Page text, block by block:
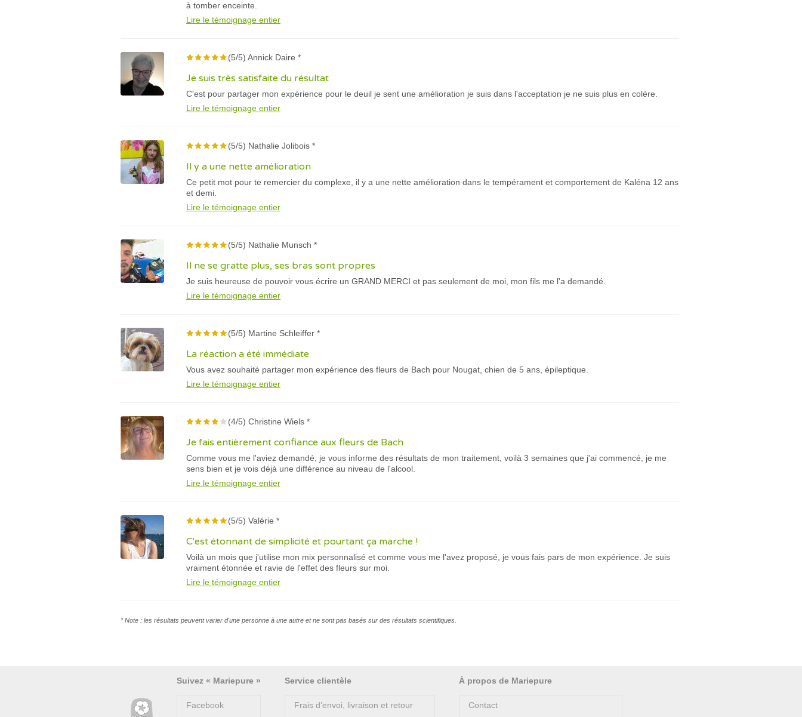
à tomber enceinte.
Lire le témoignage entier
(5/5) Annick Daire *
Je suis très satisfaite du résultat
C'est pour partager mon expérience pour le deuil je sent une amélioration je suis dans l'acceptation je ne suis plus en colère.
Lire le témoignage entier
(5/5) Nathalie Jolibois *
Il y a une nette amélioration
Ce petit mot pour te remercier du complexe, il y a une nette amélioration dans le tempérament et comportement de Kaléna 12 ans
et demi.
Lire le témoignage entier
(5/5) Nathalie Munsch *
Il ne se gratte plus, ses bras sont propres
Je suis heureuse de pouvoir vous écrire un GRAND MERCI et pas seulement de moi, mon fils me l'a demandé.
Lire le témoignage entier
(5/5) Martine Schleiffer *
La réaction a été immédiate
Vous avez souhaité partager mon expérience des fleurs de Bach pour Nougat, chien de 5 ans, épileptique.
Lire le témoignage entier
(4/5) Christine Wiels *
Je fais entièrement confiance aux fleurs de Bach
Comme vous me l'aviez demandé, je vous informe des résultats de mon traitement, voilà 3 semaines que j'ai commencé, je me
sens bien et je vois déjà une différence au niveau de l'alcool.
Lire le témoignage entier
(5/5) Valérie *
C'est étonnant de simplicité et pourtant ça marche !
Voilà un mois que j'utilise mon mix personnalisé et comme vous me l'avez proposé, je vous fais pars de mon expérience. Je suis
vraiment étonnée et ravie de l'effet des fleurs sur moi.
Lire le témoignage entier
* Note : les résultats peuvent varier d'une personne à une autre et ne sont pas basés sur des résultats scientifiques.
Suivez « Mariepure »
Facebook
Service clientèle
Frais d’envoi, livraison et retour
À propos de Mariepure
Contact